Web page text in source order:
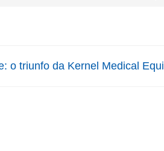
o triunfo da Kernel Medical